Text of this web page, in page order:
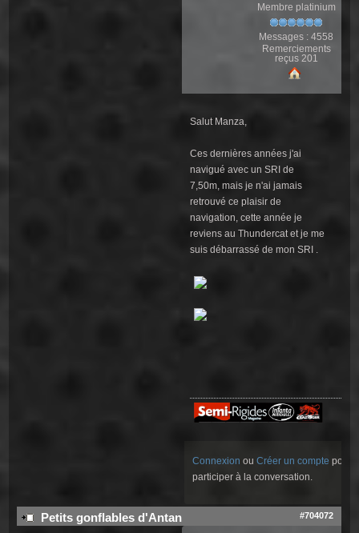
Membre platinium
Messages : 4558
Remerciements
reçus 201
Salut Manza,
Ces dernières années j'ai
navigué avec un SRI de
7,50m, mais je n'ai jamais
retrouvé ce plaisir de
navigation, cette année je
reviens au Thundercat et je me
suis débarrassé de mon SRI .
Connexion ouCréer un compte pour
participer à la conversation.
Petits gonflables d'Antan #704072